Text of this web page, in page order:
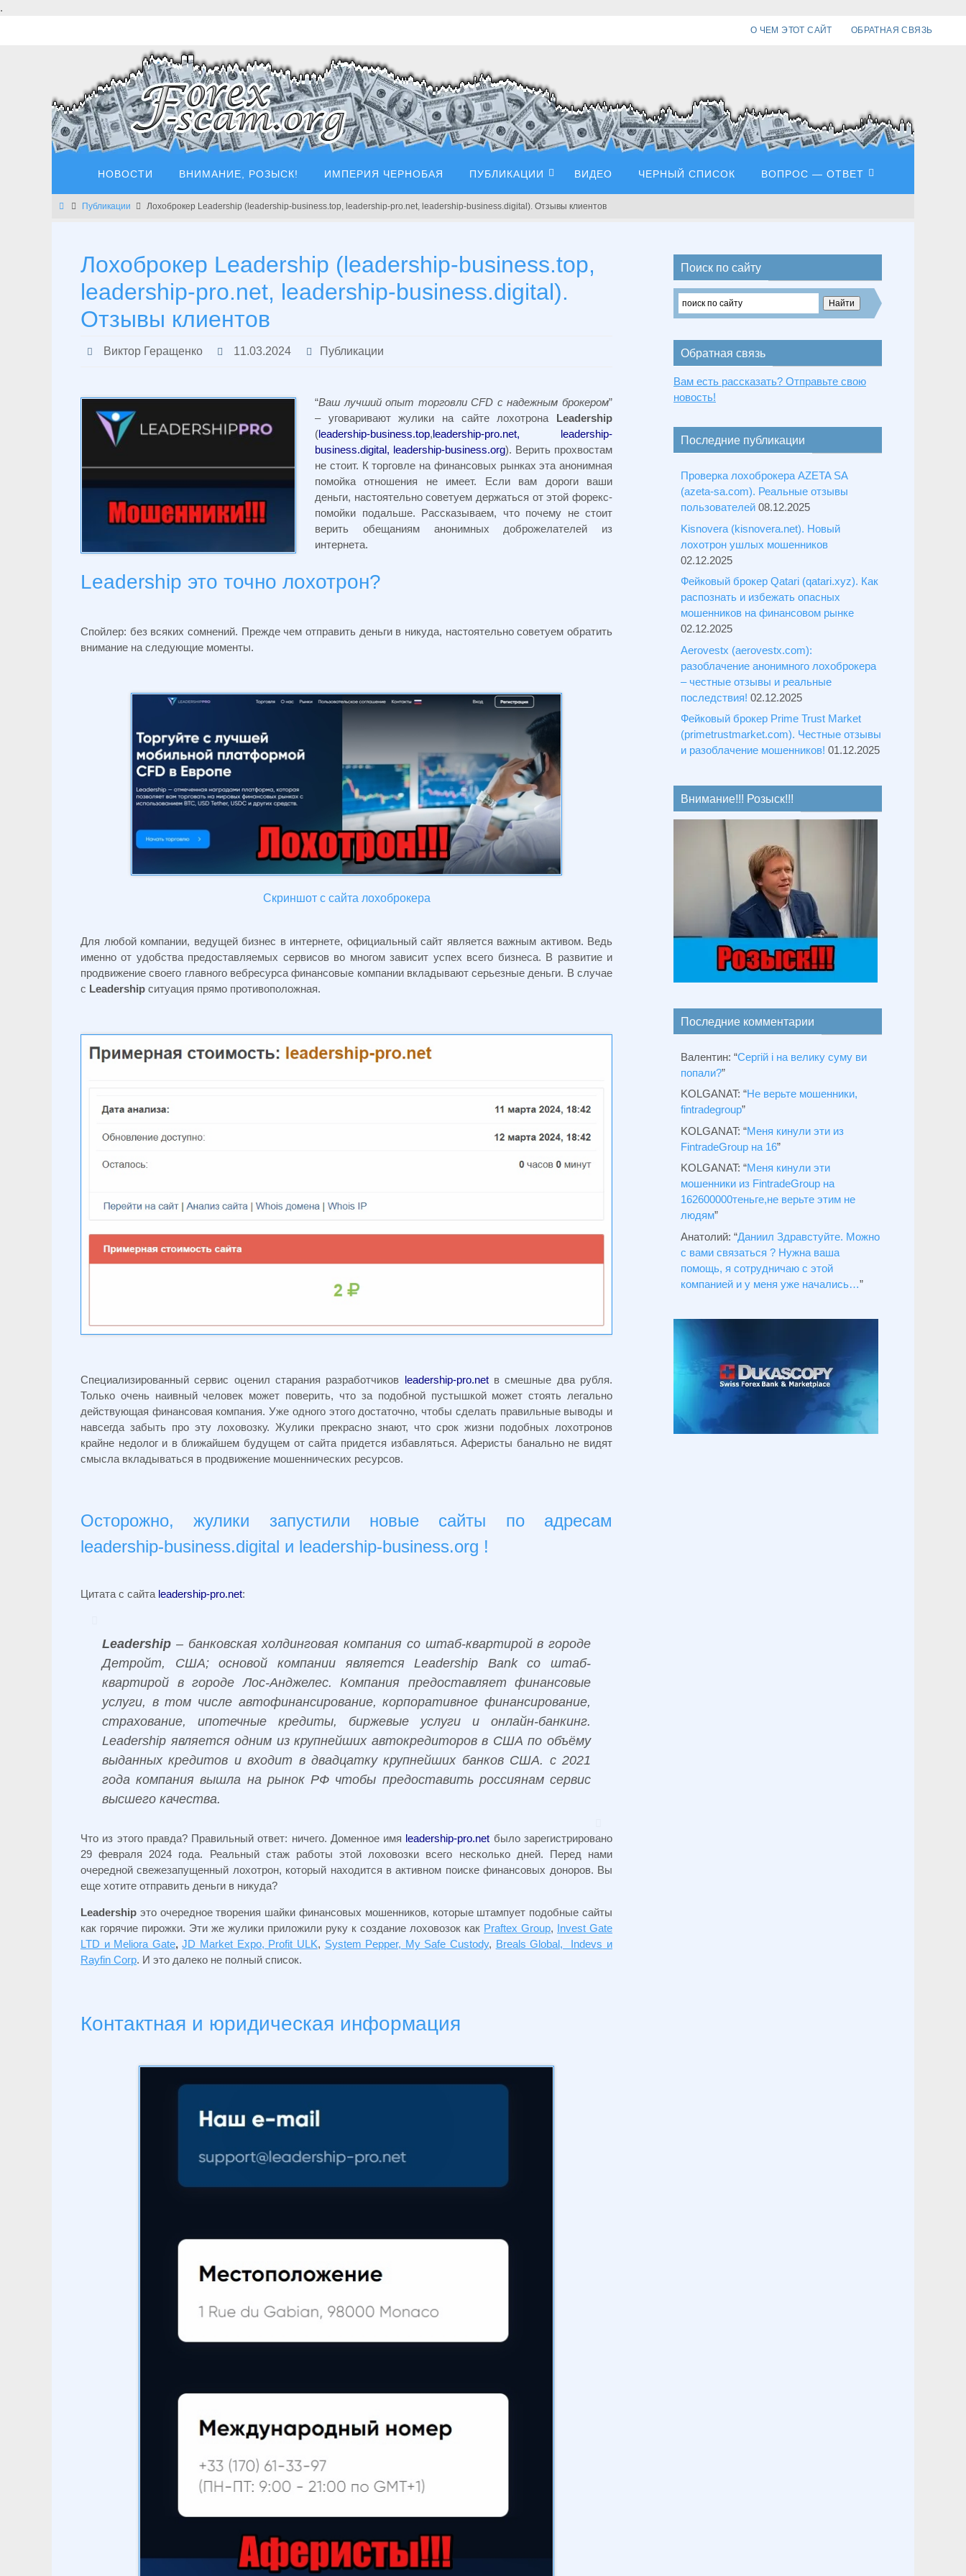
.
О ЧЕМ ЭТОТ САЙТ ОБРАТНАЯ СВЯЗЬ
НОВОСТИ ВНИМАНИЕ, РОЗЫСК! ИМПЕРИЯ ЧЕРНОБАЯ ПУБЛИКАЦИИ ВИДЕО ЧЕРНЫЙ СПИСОК ВОПРОС — ОТВЕТ
Главная
Публикации Лохоброкер Leadership (leadership-business.top, leadership-pro.net, leadership-business.digital). Отзывы клиентов
Лохоброкер Leadership (leadership-business.top,
leadership-pro.net, leadership-business.digital).
Отзывы клиентов
Виктор Геращенко 11.03.2024 Публикации
“Ваш лучший опыт торговли CFD с надежным брокером”
– уговаривают жулики на сайте лохотрона Leadership
(leadership-business.top,leadership-pro.net, leadership-
business.digital, leadership-business.org). Верить прохвостам
не стоит. К торговле на финансовых рынках эта анонимная
помойка отношения не имеет. Если вам дороги ваши
деньги, настоятельно советуем держаться от этой форекс-
помойки подальше. Рассказываем, что почему не стоит
верить обещаниям анонимных доброжелателей из
интернета.
Leadership это точно лохотрон?
Спойлер: без всяких сомнений. Прежде чем отправить деньги в никуда, настоятельно советуем обратить
внимание на следующие моменты.
Скриншот с сайта лохоброкера
Для любой компании, ведущей бизнес в интернете, официальный сайт является важным активом. Ведь
именно от удобства предоставляемых сервисов во многом зависит успех всего бизнеса. В развитие и
продвижение своего главного вебресурса финансовые компании вкладывают серьезные деньги. В случае
с Leadership ситуация прямо противоположная.
Специализированный сервис оценил старания разработчиков leadership-pro.netв смешные два рубля.
Только очень наивный человек может поверить, что за подобной пустышкой может стоять легально
действующая финансовая компания. Уже одного этого достаточно, чтобы сделать правильные выводы и
навсегда забыть про эту лоховозку. Жулики прекрасно знают, что срок жизни подобных лохотронов
крайне недолог и в ближайшем будущем от сайта придется избавляться. Аферисты банально не видят
смысла вкладываться в продвижение мошеннических ресурсов.
Осторожно, жулики запустили новые сайты по адресам
leadership-business.digital и leadership-business.org !
Цитата с сайта leadership-pro.net:
Leadership – банковская холдинговая компания со штаб-квартирой в городе
Детройт, США; основой компании является Leadership Bank со штаб-
квартирой в городе Лос-Анджелес. Компания предоставляет финансовые
услуги, в том числе автофинансирование, корпоративное финансирование,
страхование, ипотечные кредиты, биржевые услуги и онлайн-банкинг.
Leadership является одним из крупнейших автокредиторов в США по объёму
выданных кредитов и входит в двадцатку крупнейших банков США. с 2021
года компания вышла на рынок РФ чтобы предоставить россиянам сервис
высшего качества.
Что из этого правда? Правильный ответ: ничего. Доменное имя leadership-pro.net было зарегистрировано
29 февраля 2024 года. Реальный стаж работы этой лоховозки всего несколько дней. Перед нами
очередной свежезапущенный лохотрон, который находится в активном поиске финансовых доноров. Вы
еще хотите отправить деньги в никуда?
Leadership это очередное творения шайки финансовых мошенников, которые штампует подобные сайты
как горячие пирожки. Эти же жулики приложили руку к создание лоховозок как Praftex Group, Invest Gate
LTD и Meliora Gate, JD Market Expo, Profit ULK, System Pepper, My Safe Custody, Breals Global, Indevs и
Rayfin Corp. И это далеко не полный список.
Контактная и юридическая информация
Поиск по сайту
Обратная связь
Вам есть рассказать? Отправьте свою
новость!
Последние публикации
Проверка лохоброкера AZETA SA
(azeta-sa.com). Реальные отзывы
пользователей 08.12.2025
Kisnovera (kisnovera.net). Новый
лохотрон ушлых мошенников
02.12.2025
Фейковый брокер Qatari (qatari.xyz). Как
распознать и избежать опасных
мошенников на финансовом рынке
02.12.2025
Aerovestx (aerovestx.com):
разоблачение анонимного лохоброкера
– честные отзывы и реальные
последствия! 02.12.2025
Фейковый брокер Prime Trust Market
(primetrustmarket.com). Честные отзывы
и разоблачение мошенников! 01.12.2025
Внимание!!! Розыск!!!
Последние комментарии
Валентин: “Сергій і на велику суму ви
попали?”
KOLGANAT: “Не верьте мошенники,
fintradegroup”
KOLGANAT: “Меня кинули эти из
FintradeGroup на 16”
KOLGANAT: “Меня кинули эти
мошенники из FintradeGroup на
162600000теньге,не верьте этим не
людям”
Анатолий: “Даниил Здравстуйте. Можно
с вами связаться ? Нужна ваша
помощь, я сотрудничаю с этой
компанией и у меня уже начались…”